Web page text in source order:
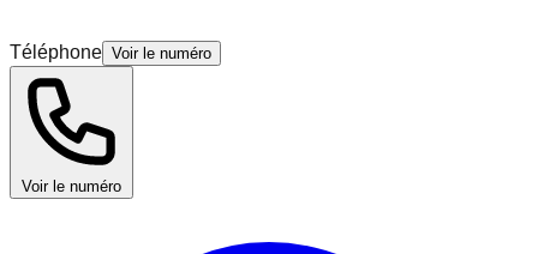
Téléphone Voir le numéro
Voir le numéro